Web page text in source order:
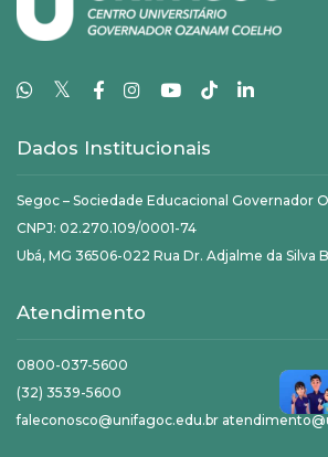
𝕏
Dados Institucionais
Segoc – Sociedade Educacional Governador
CNPJ: 02.270.109/0001-74
Ubá, MG 36506-022 Rua Dr. Adjalme da Silva
Atendimento
0800-037-5600
(32) 3539-5600
faleconosco@unifagoc.edu.br